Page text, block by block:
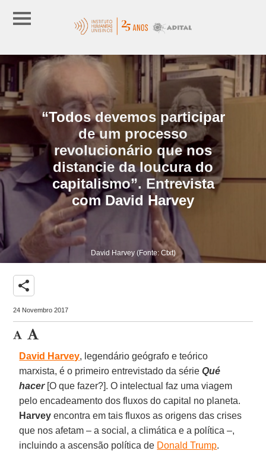
“Todos devemos participar
de um processo
revolucionário que nos
distancie da loucura do
capitalismo”. Entrevista
com David Harvey
David Harvey (Fonte: Ctxt)
share
24 Novembro 2017
David Harvey, legendário geógrafo e teórico
marxista, é o primeiro entrevistado da sérieQué
hacer[O que fazer?]. O intelectual faz uma viagem
pelo encadeamento dos fluxos do capital no planeta.
Harvey encontra em tais fluxos as origens das crises
que nos afetam – a social, a climática e a política –,
incluindo a ascensão política de Donald Trump.